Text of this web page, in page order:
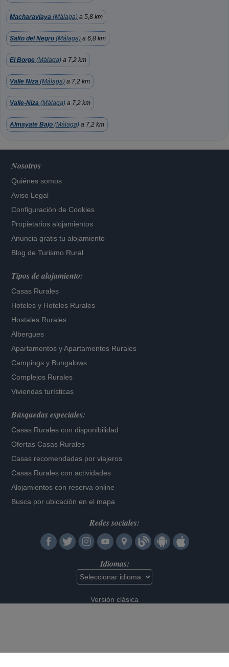
Macharaviaya (Málaga) a 5,8 km
Salto del Negro (Málaga) a 6,8 km
El Borge (Málaga) a 7,2 km
Valle Niza (Málaga) a 7,2 km
Valle-Niza (Málaga) a 7,2 km
Almayate Bajo (Málaga) a 7,2 km
Nosotros
Quiénes somos
Aviso Legal
Configuración de Cookies
Propietarios alojamientos
Anuncia gratis tu alojamiento
Blog de Turismo Rural
Tipos de alojamiento:
Casas Rurales
Hoteles y Hoteles Rurales
Hostales Rurales
Albergues
Apartamentos yApartamentos Rurales
Campings y Bungalows
Complejos Rurales
Viviendas turísticas
Búsquedas especiales:
Casas Rurales con disponibilidad
Ofertas Casas Rurales
Casas recomendadas por viajeros
Casas Rurales con actividades
Alojamientos con reserva online
Busca por ubicación en el mapa
Redes sociales:
Idiomas:
Versión clásica